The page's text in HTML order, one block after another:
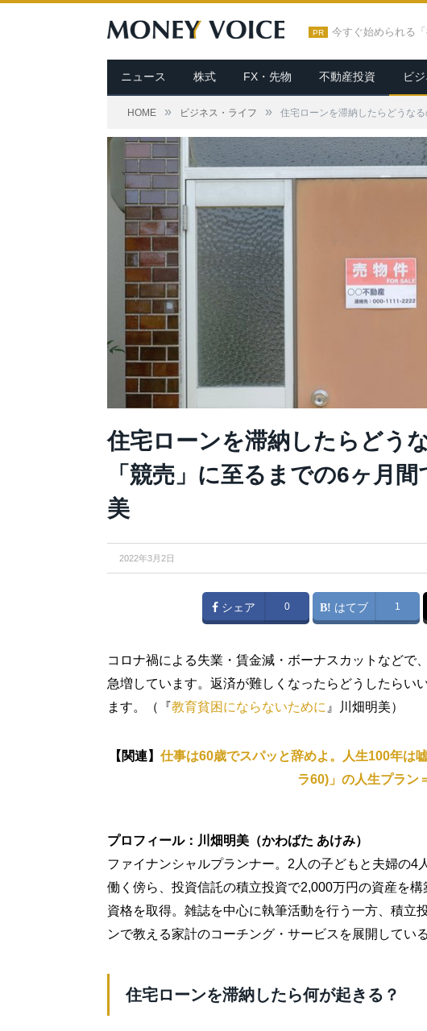
PR 今すぐ始められる「
ニュース 株式 FX・先物 不動産投資 ビ
HOME » ビジネス・ライフ » 住宅ローンを滞納したらどうな
住宅ローンを滞納したらどう
「競売」に至るまでの6ヶ月
美
2022年3月2日
シェア 0 はてブ 1
コロナ禍による失業・賃金減・ボーナスカットなどで
急増しています。返済が難しくなったらどうしたらい
ます。（『教育貧困にならないために 』川畑明美）
【関連】 仕事は60歳でスパッと辞めよ。人生100年は
ラ60)」の人生プラン
プロフィール：川畑明美（かわばた あけみ）
ファイナンシャルプランナー。2人の子どもと夫婦の4
働く傍ら、投資信託の積立投資で2,000万円の資産を
資格を取得。雑誌を中心に執筆活動を行う一方、積立
ンで教える家計のコーチング・サービスを展開している
住宅ローンを滞納したら何が起きる？